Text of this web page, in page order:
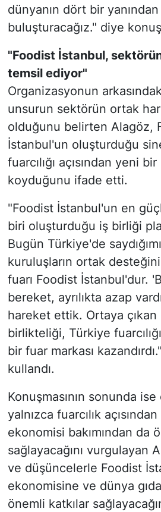
dünyanın dört bir yanından
buluşturacağız." diye
"Foodist İstanbul,
temsil ediyor"
Organizasyonun
unsurun sektörün ortak
olduğunu belirten Alagöz,
İstanbul'un oluşturduğu
fuarcılığı açısından yeni
koyduğunu ifade etti.
"Foodist İstanbul'un en
biri oluşturduğu iş birliği
Bugün Türkiye'de
kuruluşların ortak
fuarı Foodist İstanbul'dur.
bereket, ayrılıkta azap
hareket ettik. Ortaya
birlikteliği, Türkiye
bir fuar markası
kullandı.
Konuşmasının sonunda
yalnızca fuarcılık
ekonomisi bakımından da
sağlayacağını vurgulayan
ve düşüncelerle Foodist
ekonomisine ve dünya
önemli katkılar